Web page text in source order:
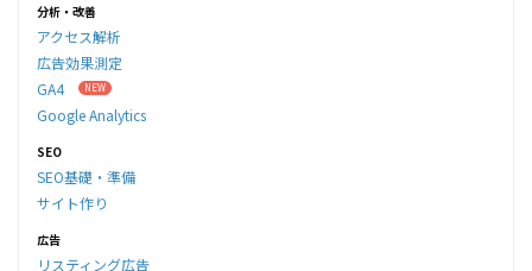
分析・改善
アクセス解析
広告効果測定
GA4
Google Analytics
SEO
SEO基礎・準備
サイト作り
広告
リスティング広告